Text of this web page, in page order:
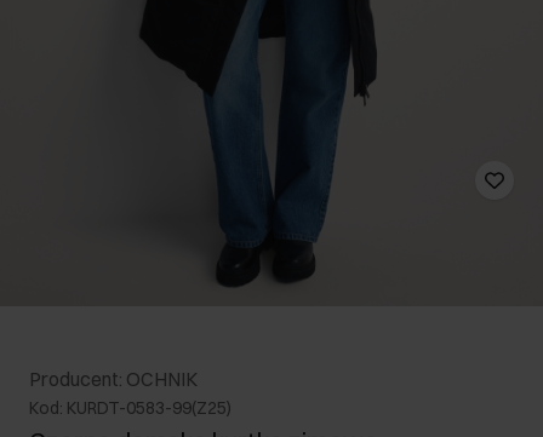
Producent: OCHNIK
Kod: KURDT-0583-99(Z25)